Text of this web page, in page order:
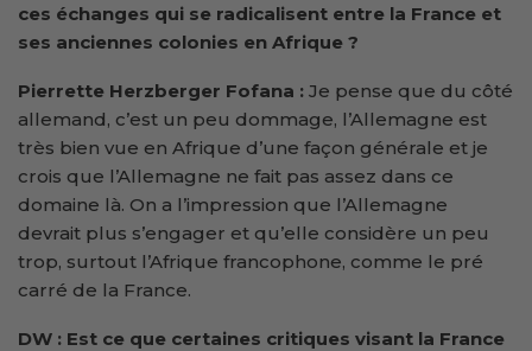
ces échanges qui se radicalisent entre la France et
ses anciennes colonies en Afrique ?
Pierrette Herzberger Fofana : Je pense que du côté
allemand, c’est un peu dommage, l’Allemagne est
très bien vue en Afrique d’une façon générale et je
crois que l’Allemagne ne fait pas assez dans ce
domaine là. On a l’impression que l’Allemagne
devrait plus s’engager et qu’elle considère un peu
trop, surtout l’Afrique francophone, comme le pré
carré de la France.
DW : Est ce que certaines critiques visant la France